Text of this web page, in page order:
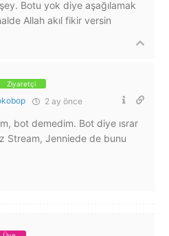
Botu yok diye aşağılamak
Allah akıl fikir versin
Ziyaretçi
2 ay önce
bot demedim. Bot diye ısrar
Stream, Jenniede de bunu